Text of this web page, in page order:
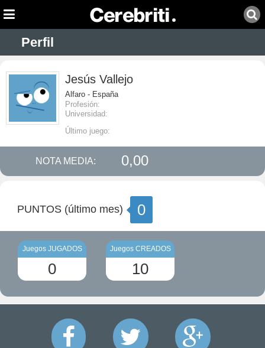
Perfil
Jesús Vallejo
Alfaro - España
Profesión:
Universidad:
Último juego:
NOTA MEDIA: 0,00
PUNTOS (último mes) 0
Juegos JUGADOS
0
Juegos CREADOS
10